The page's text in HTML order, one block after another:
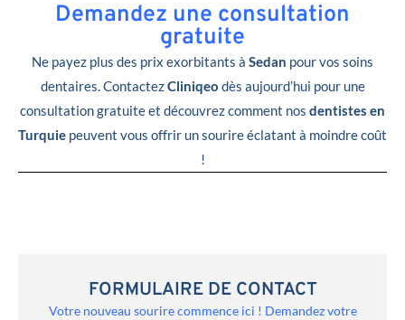
Demandez une consultation
gratuite
Ne payez plus des prix exorbitants à Sedan pour vos soins
dentaires. ContactezCliniqeo dès aujourd’hui pour une
consultation gratuite et découvrez comment nos dentistes en
Turquie peuvent vous offrir un sourire éclatant à moindre coût
!
FORMULAIRE DE CONTACT
Votre nouveau sourire commence ici ! Demandez votre